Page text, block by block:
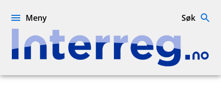
Interreg.no
Meny Søk